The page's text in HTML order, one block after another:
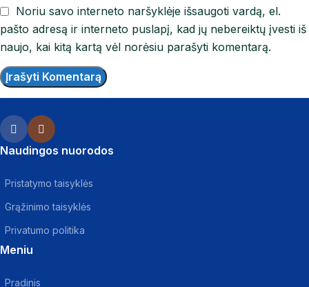
Noriu savo interneto naršyklėje išsaugoti vardą, el.
pašto adresą ir interneto puslapį, kad jų nebereiktų įvesti iš
naujo, kai kitą kartą vėl norėsiu parašyti komentarą.
Naudingos nuorodos
Pristatymo taisyklės
Grąžinimo taisyklės
Privatumo politika
Meniu
Pradinis